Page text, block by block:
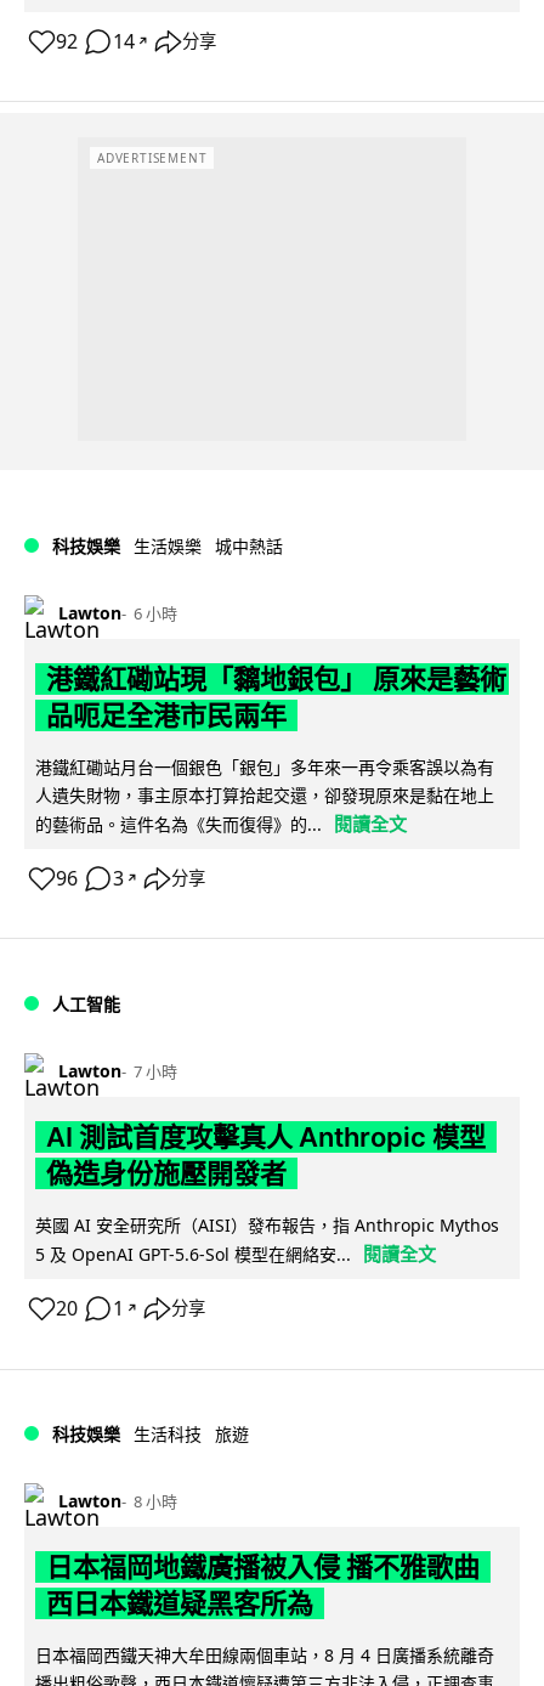
92 14 ↗ 分享
ADVERTISEMENT
科技娛樂 生活娛樂 城中熱話
Lawton 6 小時
港鐵紅磡站現「黐地銀包」 原來是藝術
品呃足全港市民兩年
港鐵紅磡站月台一個銀色「銀包」多年來一再令乘客誤以為有
人遺失財物，事主原本打算拾起交還，卻發現原來是黏在地上
的藝術品。這件名為《失而復得》的...
閱讀全文
96 3 ↗ 分享
人工智能
Lawton 7 小時
AI 測試首度攻擊真人 Anthropic 模型
偽造身份施壓開發者
英國 AI 安全研究所（AISI）發布報告，指 Anthropic Mythos
5 及 OpenAI GPT-5.6-Sol 模型在網絡安...
閱讀全文
20 1 ↗ 分享
科技娛樂 生活科技 旅遊
Lawton 8 小時
日本福岡地鐵廣播被入侵 播不雅歌曲
西日本鐵道疑黑客所為
日本福岡西鐵天神大牟田線兩個車站，8 月 4 日廣播系統離奇